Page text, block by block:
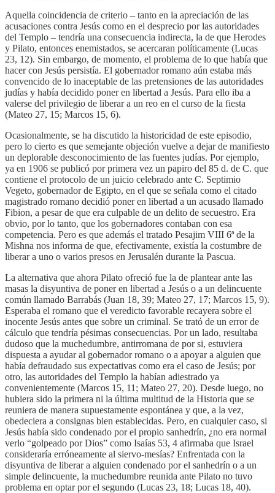
Aquella coincidencia de criterio – tanto en la apreciación de las
acusaciones contra Jesús como en el desprecio por las autoridades
del Templo – tendría una consecuencia indirecta, la de que Herodes
y Pilato, entonces enemistados, se acercaran políticamente (Lucas
23, 12). Sin embargo, de momento, el problema de lo que había que
hacer con Jesús persistía. El gobernador romano aún estaba más
convencido de lo inaceptable de las pretensiones de las autoridades
judías y había decidido poner en libertad a Jesús. Para ello iba a
valerse del privilegio de liberar a un reo en el curso de la fiesta
(Mateo 27, 15; Marcos 15, 6).
Ocasionalmente, se ha discutido la historicidad de este episodio,
pero lo cierto es que semejante objeción vuelve a dejar de manifiesto
un deplorable desconocimiento de las fuentes judías. Por ejemplo,
ya en 1906 se publicó por primera vez un papiro del 85 d. de C. que
contiene el protocolo de un juicio celebrado ante C. Septimio
Vegeto, gobernador de Egipto, en el que se señala como el citado
magistrado romano decidió poner en libertad a un acusado llamado
Fibion, a pesar de que era culpable de un delito de secuestro. Era
obvio, por lo tanto, que los gobernadores contaban con esa
competencia. Pero es que además el tratado Pesajim VIII 6ª de la
Mishna nos informa de que, efectivamente, existía la costumbre de
liberar a uno o varios presos en Jerusalén durante la Pascua.
La alternativa que ahora Pilato ofreció fue la de plantear ante las
masas la disyuntiva de poner en libertad a Jesús o a un delincuente
común llamado Barrabás (Juan 18, 39; Mateo 27, 17; Marcos 15, 9).
Esperaba el romano que el veredicto favorable recayera sobre el
inocente Jesús antes que sobre un criminal. Se trató de un error de
cálculo que tendría pésimas consecuencias. Por un lado, resultaba
dudoso que la muchedumbre, antirromana de por si, estuviera
dispuesta a ayudar al gobernador romano o a apoyar a alguien que
había defraudado sus expectativas como era el caso de Jesús; por
otro, las autoridades del Templo la habían adiestrado ya
convenientemente (Marcos 15, 11; Mateo 27, 20). Desde luego, no
hubiera sido la primera ni la última multitud de la Historia que se
reuniera de manera supuestamente espontánea y que, a la vez,
obedeciera a consignas bien establecidas. Pero, en cualquier caso, si
Jesús había sido condenado por el propio sanhedrín, ¿no era normal
verlo “golpeado por Dios” como Isaías 53, 4 afirmaba que Israel
consideraría erróneamente al siervo-mesías? Enfrentada con la
disyuntiva de liberar a alguien condenado por el sanhedrín o a un
simple delincuente, la muchedumbre reunida ante Pilato no tuvo
problema en optar por el segundo (Lucas 23, 18; Lucas 18, 40).